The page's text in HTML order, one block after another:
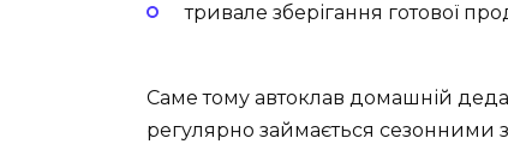
тривале зберігання готової
Саме тому автоклав домашній
регулярно займається сезонними